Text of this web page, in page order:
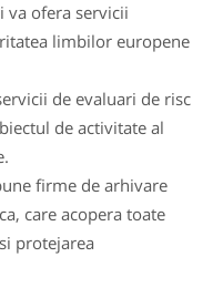
va ofera servicii
limbilor europene
de evaluari de risc
de activitate al
firme de arhivare
care acopera toate
protejarea